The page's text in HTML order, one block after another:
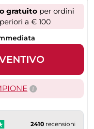
gratuitoper ordini
a € 100
2410 recensioni